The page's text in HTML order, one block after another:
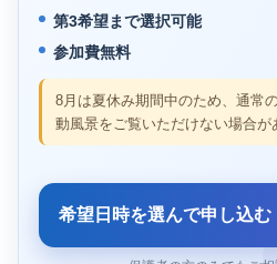
第3希望まで選択可能
参加費無料
8月は夏休み期間中のため、通常
動風景をご覧いただけない場合が
希望日時を選んで申し込む